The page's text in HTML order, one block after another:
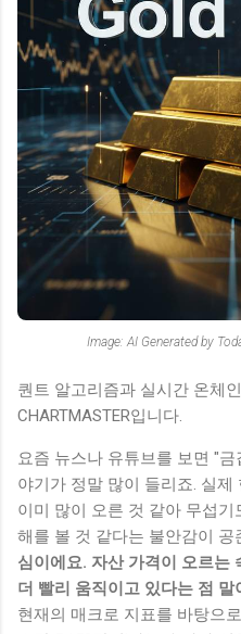
Image: AI Generated by
퀀트 알고리즘과 실시간 온체
CHARTMASTER입니다.
요즘 뉴스나 유튜브를 보면 "
야기가 정말 많이 들리죠. 실
이미 많이 오른 것 같아 무섭
해를 볼 것 같다는 불안감이 공
심이에요. 자산 가격이 오르는
더 빨리 움직이고 있다는 점 말
현재의 매크로 지표를 바탕으